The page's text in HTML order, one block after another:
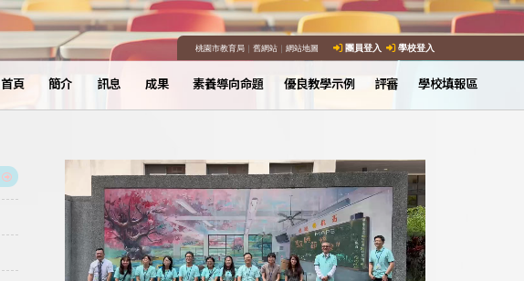
桃園市教育局｜ 舊網站｜ 網站地圖 團員登入 學校登入
首頁 簡介 訊息 成果 素養導向命題 優良教學示例 評審 學校填報區